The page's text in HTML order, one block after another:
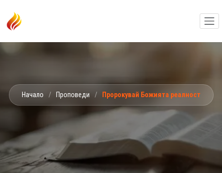
Начало / Проповеди / Пророкувай Божията реалност